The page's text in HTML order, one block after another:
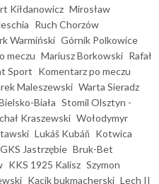
Kiłdanowicz Mirosław
Ruch Chorzów
Warmiński Górnik Polkowice
meczu Mariusz Borkowski Rafał
Sport Komentarz po meczu
Maleszewski Warta Sieradz
Biała Stomil Olsztyn -
Kraszewski Wołodymyr
Lukáš Kubáň Kotwica
GKS Jastrzębie Bruk-Bet
KKS 1925 Kalisz Szymon
Kącik bukmacherski Lech II